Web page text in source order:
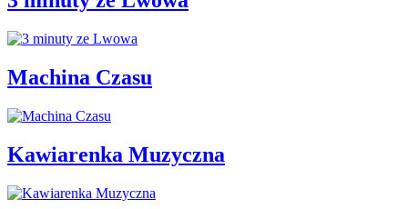
Machina Czasu
Kawiarenka Muzyczna